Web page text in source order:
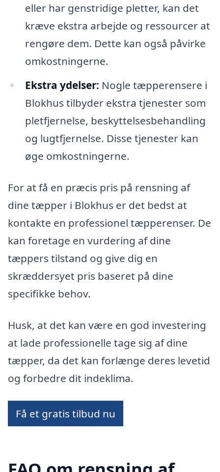
eller har genstridige pletter, kan det
kræve ekstra arbejde og ressourcer at
rengøre dem. Dette kan også påvirke
omkostningerne.
Ekstra ydelser: Nogle tæpperensere i
Blokhus tilbyder ekstra tjenester som
pletfjernelse, beskyttelsesbehandling
og lugtfjernelse. Disse tjenester kan
øge omkostningerne.
For at få en præcis pris på rensning af
dine tæpper i Blokhus er det bedst at
kontakte en professionel tæpperenser. De
kan foretage en vurdering af dine
tæppers tilstand og give dig en
skræddersyet pris baseret på dine
specifikke behov.
Husk, at det kan være en god investering
at lade professionelle tage sig af dine
tæpper, da det kan forlænge deres levetid
og forbedre dit indeklima.
Få et gratis tilbud nu